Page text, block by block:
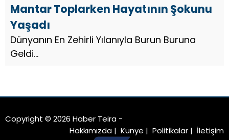
Mantar Toplarken Hayatının Şokunu
Yaşadı
Dünyanın En Zehirli Yılanıyla Burun Buruna
Geldi...
Copyright © 2026 Haber Teira -
Hakkımızda | Künye | Politikalar | İletişim